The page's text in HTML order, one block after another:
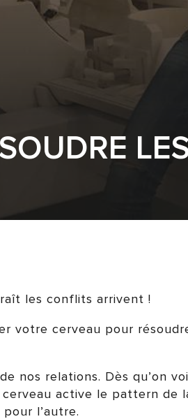
les conflits arrivent !
votre cerveau pour
nos relations. Dès qu’on
active le pattern de
l’autre.